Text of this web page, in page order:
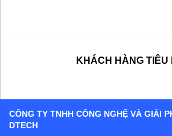
KHÁCH HÀNG TIÊU
CÔNG TY TNHH CÔNG NGHỆ VÀ GIẢI
DTECH